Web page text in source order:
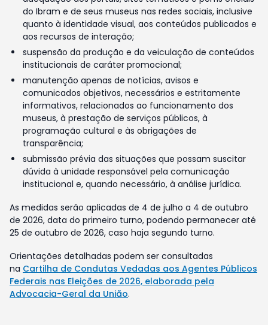
do Ibram e de seus museus nas redes sociais, inclusive
quanto à identidade visual, aos conteúdos publicados e
aos recursos de interação;
suspensão da produção e da veiculação de conteúdos
institucionais de caráter promocional;
manutenção apenas de notícias, avisos e
comunicados objetivos, necessários e estritamente
informativos, relacionados ao funcionamento dos
museus, à prestação de serviços públicos, à
programação cultural e às obrigações de
transparência;
submissão prévia das situações que possam suscitar
dúvida à unidade responsável pela comunicação
institucional e, quando necessário, à análise jurídica.
As medidas serão aplicadas de 4 de julho a 4 de outubro
de 2026, data do primeiro turno, podendo permanecer até
25 de outubro de 2026, caso haja segundo turno.
Orientações detalhadas podem ser consultadas
na Cartilha de Condutas Vedadas aos Agentes Públicos
Federais nas Eleições de 2026, elaborada pela
Advocacia-Geral da União.